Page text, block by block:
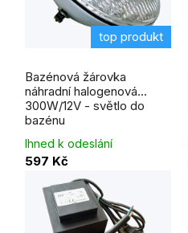
top produkt
Bazénová žárovka
náhradní halogenová
300W/12V - světlo do
bazénu
hodnocení
produktu
je
5,0
z
5
hvězdiček.
Ihned k odeslání
597 Kč